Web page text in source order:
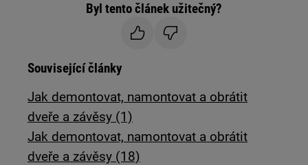
Byl tento článek užitečný?
Související články
Jak demontovat, namontovat a obrátit
dveře a závěsy (1)
Jak demontovat, namontovat a obrátit
dveře a závěsy (18)